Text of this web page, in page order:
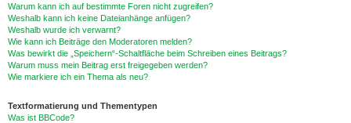
Warum kann ich auf bestimmte Foren nicht zugreifen?
Weshalb kann ich keine Dateianhänge anfügen?
Weshalb wurde ich verwarnt?
Wie kann ich Beiträge den Moderatoren melden?
Was bewirkt die „Speichern“-Schaltfläche beim Schreiben eines Beitrags?
Warum muss mein Beitrag erst freigegeben werden?
Wie markiere ich ein Thema als neu?
Textformatierung und Thementypen
Was ist BBCode?